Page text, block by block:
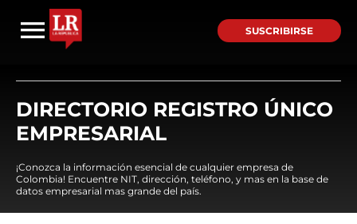
SUSCRIBIRSE
DIRECTORIO REGISTRO ÚNICO
EMPRESARIAL
¡Conozca la información esencial de cualquier empresa de
Colombia! Encuentre NIT, dirección, teléfono, y mas en la base de
datos empresarial mas grande del país.